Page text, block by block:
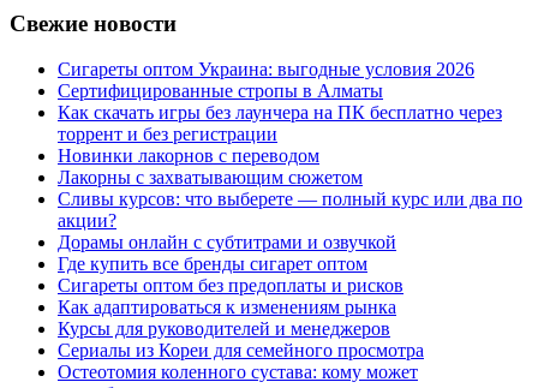
Свежие новости
Сигареты оптом Украина: выгодные условия 2026
Сертифицированные стропы в Алматы
Как скачать игры без лаунчера на ПК бесплатно через
торрент и без регистрации
Новинки лакорнов с переводом
Лакорны с захватывающим сюжетом
Сливы курсов: что выберете — полный курс или два по
акции?
Дорамы онлайн с субтитрами и озвучкой
Где купить все бренды сигарет оптом
Сигареты оптом без предоплаты и рисков
Как адаптироваться к изменениям рынка
Курсы для руководителей и менеджеров
Сериалы из Кореи для семейного просмотра
Остеотомия коленного сустава: кому может